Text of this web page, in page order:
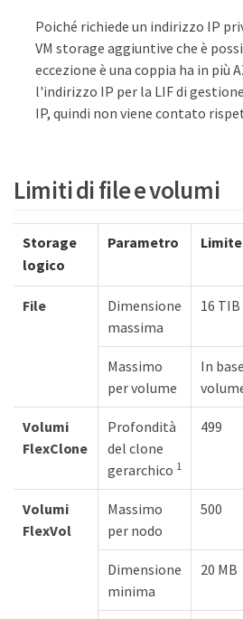
Poiché richiede un indirizzo IP
VM storage aggiuntive che è
eccezione è una coppia ha in più
l'indirizzo IP per la LIF di
IP, quindi non viene contato
Limiti di file e volumi
Storage
logico
Parametro Limite
File
Dimensione
massima
16 TIB
Massimo
per volume
In
Volumi
FlexClone
Profondità
del clone
gerarchico 1
499
Volumi
FlexVol
Massimo
per nodo
500
Dimensione
minima
20 MB